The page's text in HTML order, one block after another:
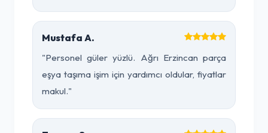
Mustafa A.
"Personel güler yüzlü. Ağrı Erzincan parça
eşya taşıma işim için yardımcı oldular, fiyatlar
makul."